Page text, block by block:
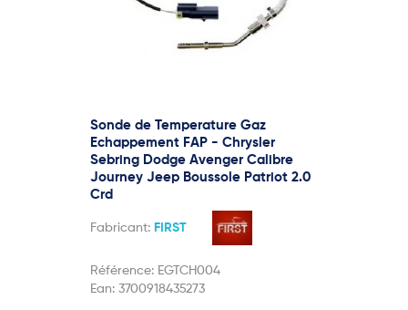
Sonde de Temperature Gaz
Echappement FAP - Chrysler
Sebring Dodge Avenger Calibre
Journey Jeep Boussole Patriot 2.0
Crd
Fabricant: FIRST
Référence: EGTCH004
Ean: 3700918435273